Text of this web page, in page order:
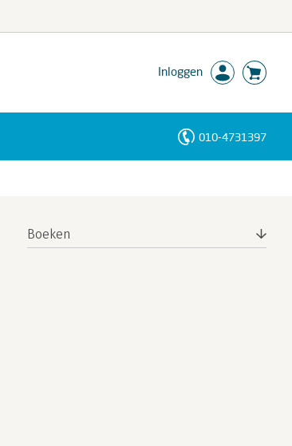
Inloggen
010-4731397
Boeken